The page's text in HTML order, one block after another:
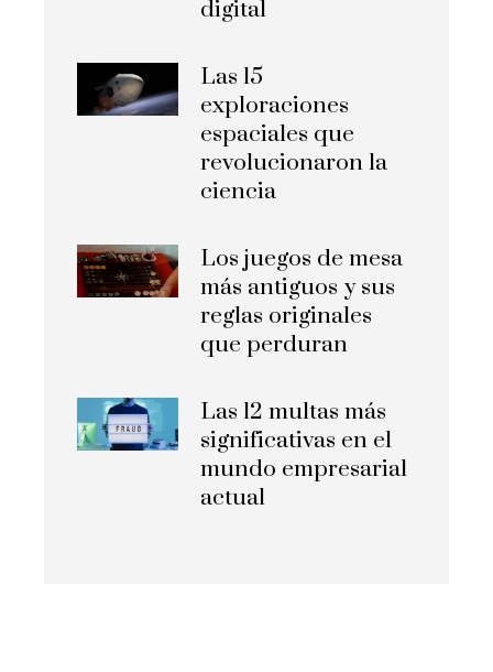
digital
Las 15
exploraciones
espaciales que
revolucionaron la
ciencia
Los juegos de mesa
más antiguos y sus
reglas originales
que perduran
Las 12 multas más
significativas en el
mundo empresarial
actual